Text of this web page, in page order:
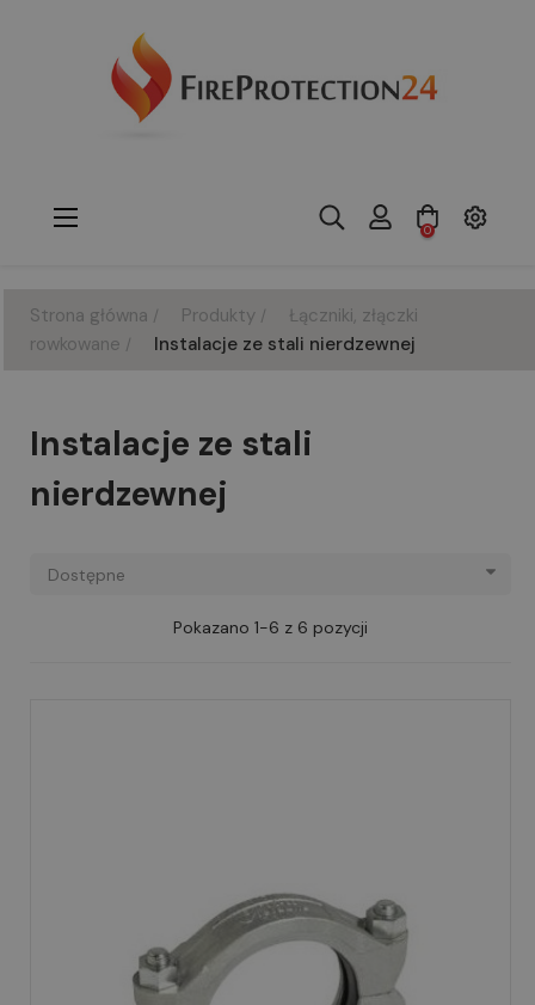
Toggle
navigation
☰ 0
Strona główna Produkty
Łączniki, złączki
rowkowane
Instalacje ze stali nierdzewnej
Instalacje ze stali
nierdzewnej
Dostępne
Pokazano 1-6 z 6 pozycji